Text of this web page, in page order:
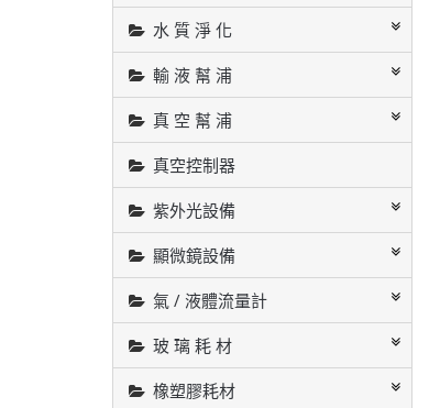
水 質 淨 化
輸 液 幫 浦
真 空 幫 浦
真空控制器
紫外光設備
顯微鏡設備
氣 / 液體流量計
玻 璃 耗 材
橡塑膠耗材